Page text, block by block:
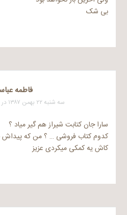
بی شک
فاطمه
سه شنبه ۲۲ بهمن ۱۳۸۷ در ۱۰:۳۶ بعد از ظهر
سارا جان کتابت شیراز هم گیر میاد ؟
کدوم کتاب فروشی … ؟ من که پیداش
کاش یه کمکی میکردی عزیز